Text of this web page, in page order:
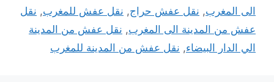
الى المغرب, نقل عفش حراج, نقل عفش للمغرب, نقل
عفش من المدينة الى المغرب, نقل عفش من المدينة
الي الدار البيضاء, نقل عفش من المدينة للمغرب